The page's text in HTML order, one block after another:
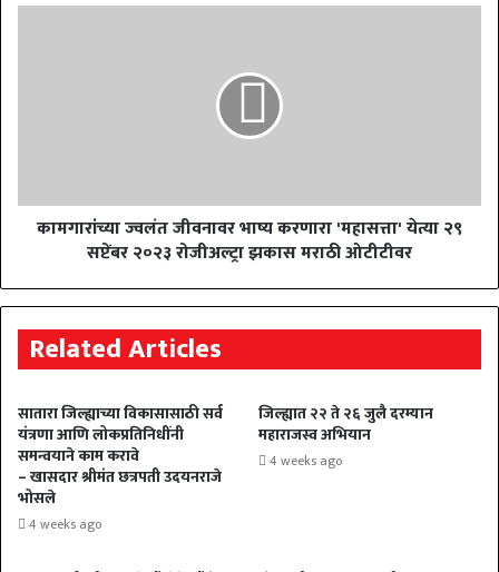
कामगारांच्या ज्वलंत जीवनावर भाष्य करणारा 'महासत्ता' येत्या २९
सप्टेंबर २०२३ रोजीअल्ट्रा झकास मराठी ओटीटीवर
Related Articles
सातारा जिल्ह्याच्या विकासासाठी सर्व
यंत्रणा आणि लोकप्रतिनिधींनी
समन्वयाने काम करावे
– खासदार श्रीमंत छत्रपती उदयनराजे
भोसले
4 weeks ago
जिल्ह्यात २२ ते २६ जुलै दरम्यान
महाराजस्व अभियान
4 weeks ago